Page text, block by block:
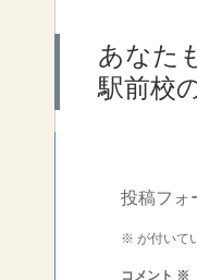
あなた
駅前校
投稿フォ
※ が付いて
コメント ※